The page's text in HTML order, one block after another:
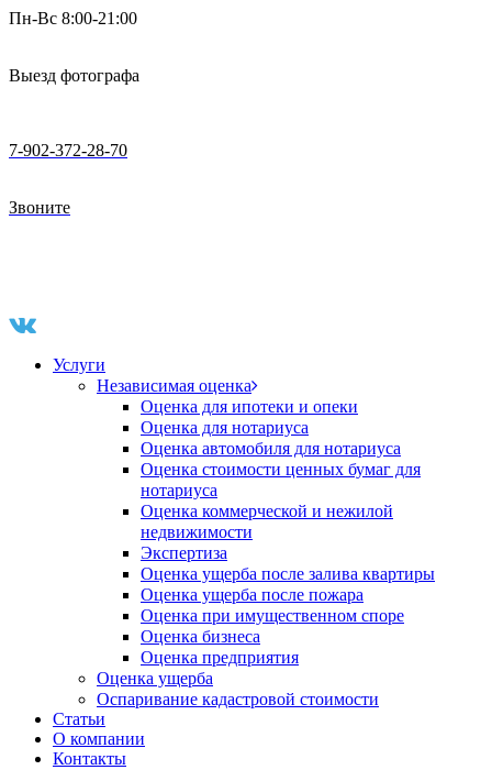
Пн-Вс 8:00-21:00
Выезд фотографа
7-902-372-28-70
Звоните
Услуги
Независимая оценка
Оценка для ипотеки и опеки
Оценка для нотариуса
Оценка автомобиля для нотариуса
Оценка стоимости ценных бумаг для
нотариуса
Оценка коммерческой и нежилой
недвижимости
Экспертиза
Оценка ущерба после залива квартиры
Оценка ущерба после пожара
Оценка при имущественном споре
Оценка бизнеса
Оценка предприятия
Оценка ущерба
Оспаривание кадастровой стоимости
Статьи
О компании
Контакты